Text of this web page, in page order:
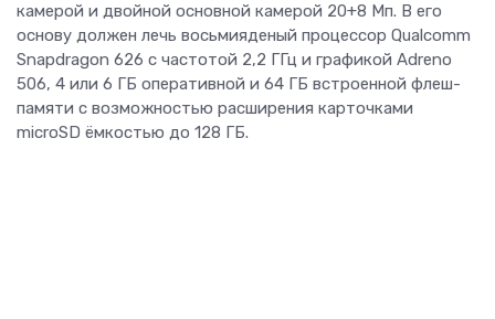
камерой и двойной основной камерой 20+8 Мп. В его
основу должен лечь восьмияденый процессор Qualcomm
Snapdragon 626 с частотой 2,2 ГГц и графикой Adreno
506, 4 или 6 ГБ оперативной и 64 ГБ встроенной флеш-
памяти с возможностью расширения карточками
microSD ёмкостью до 128 ГБ.